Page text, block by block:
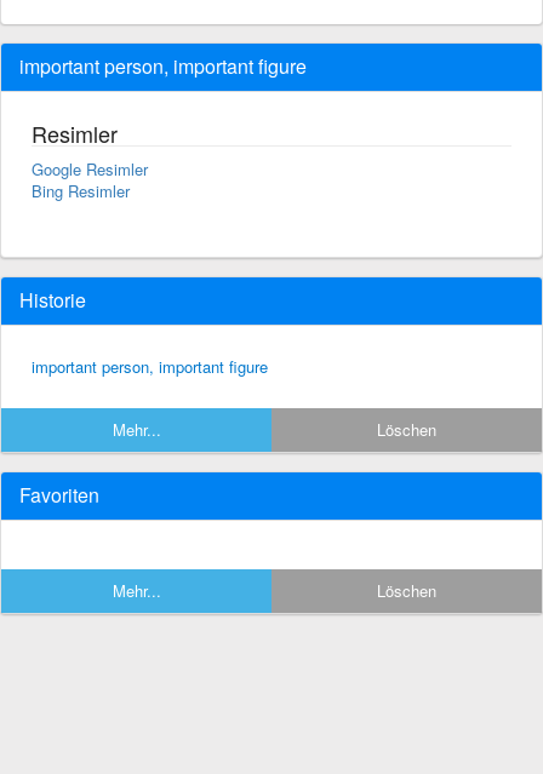
important person, important figure
Resimler
Google Resimler
Bing Resimler
Historie
important person, important figure
Mehr... Löschen
Favoriten
Mehr... Löschen